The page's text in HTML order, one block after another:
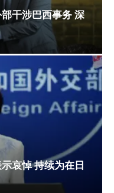
干涉巴西事务 深
哀悼 持续为在日